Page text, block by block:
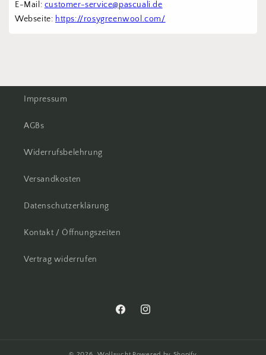
E-Mail: customer-service@pascuali.de
Webseite: https://rosygreenwool.com/
Impressum
AGBs
Widerrufsbelehrung
Versandkosten
Datenschutzerklärung
Kontakt / Öffnungszeiten
Vertrag widerrufen
FacebookInstagram